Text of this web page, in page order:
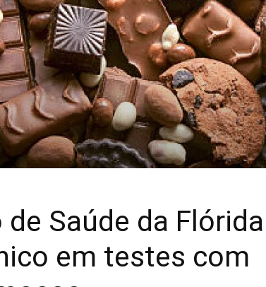
Mais
Saúde da Flórida
em testes com